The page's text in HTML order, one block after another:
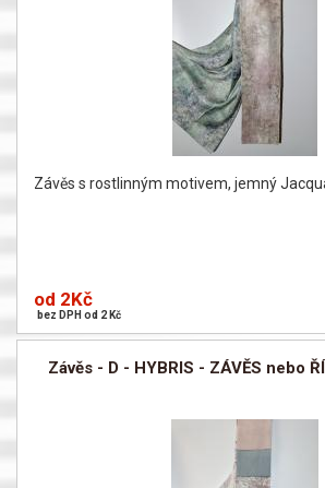
Závěs s rostlinným motivem, jemný
od 2Kč
bez DPH od 2 Kč
Závěs - D - HYBRIS - ZÁVĚS nebo